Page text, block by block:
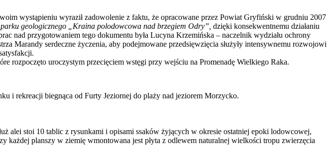
wystąpieniu wyraził zadowolenie z faktu, że opracowane przez Powiat Gryfiński w grudniu 2007
geologicznego „Kraina polodowcowa nad brzegiem Odry”, dzięki konsekwentnemu działaniu
nad przygotowaniem tego dokumentu była Lucyna Krzemińska – naczelnik wydziału ochrony
Marandy serdeczne życzenia, aby podejmowane przedsięwzięcia służyły intensywnemu rozwojowi
rozpoczęto uroczystym przecięciem wstęgi przy wejściu na Promenadę Wielkiego Raka.
i rekreacji biegnąca od Furty Jeziornej do plaży nad jeziorem Morzycko.
alei stoi 10 tablic z rysunkami i opisami ssaków żyjących w okresie ostatniej epoki lodowcowej,
każdej planszy w ziemię wmontowana jest płyta z odlewem naturalnej wielkości tropu zwierzęcia